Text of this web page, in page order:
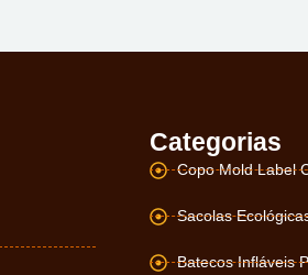
Categorias
Copo Mold Label
Sacolas
Batecos Infláveis